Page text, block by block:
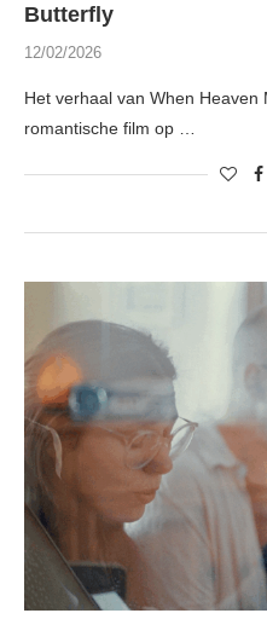
Butterfly
12/02/2026
Het verhaal van When
romantische film op …